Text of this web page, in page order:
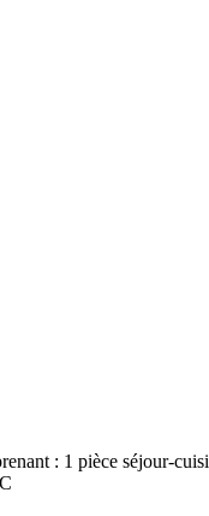
: 1 pièce séjour-